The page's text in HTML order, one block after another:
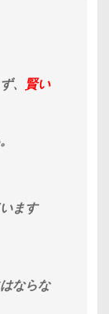
、 賢い
ます
ならな